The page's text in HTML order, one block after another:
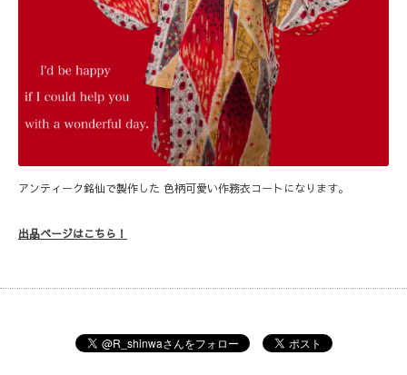
アンティーク銘仙で製作した 色柄可愛い作務衣コートになります。
出品ページはこちら！